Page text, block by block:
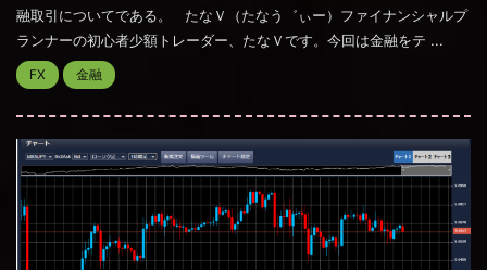
融取引についてである。 たなＶ（たなう゛ぃー）ファイナンシャルプ
ランナーの初心者少額トレーダー、たなＶです。今回は金融をテ ...
FX 金融